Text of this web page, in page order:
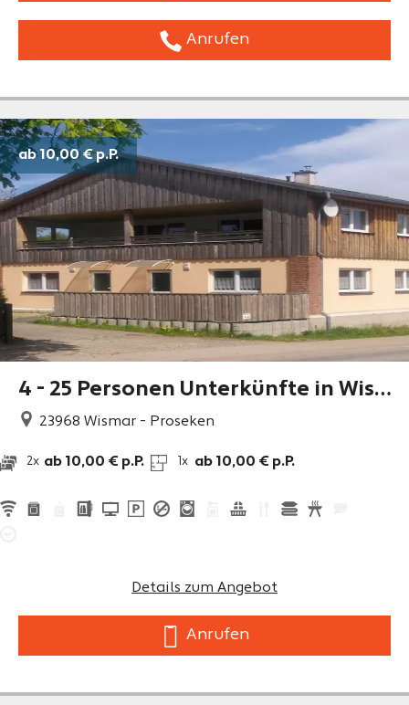
Anrufen
4 - 25 Personen Unterkünfte in Wis
mar
23968 Wismar - Proseken
2x ab 10,00 € p.P. 1x ab 10,00 € p.P.
Details zum Angebot
Anrufen
ab 10,00 €p.P.